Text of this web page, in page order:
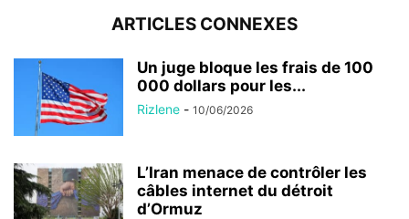
ARTICLES CONNEXES
Un juge bloque les frais de 100
000 dollars pour les...
Rizlene - 10/06/2026
L’Iran menace de contrôler les
câbles internet du détroit
d’Ormuz